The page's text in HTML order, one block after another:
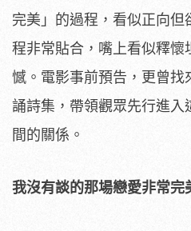
完美」的過程，看似正向但
程非常貼合，嘴上看似釋懷
憾。電影事前預告，更曾找
誦詩集，帶領觀眾先行進入
間的關係。
我沒有談的那場戀愛非常完